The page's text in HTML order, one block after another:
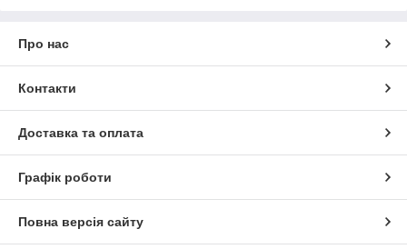
Про нас
Контакти
Доставка та оплата
Графік роботи
Повна версія сайту